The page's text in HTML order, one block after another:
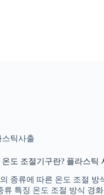
스틱사출
도 조절기구란? 플라스틱
종류에 따른 온도 조절 방
류 특징 온도 조절 방식 경